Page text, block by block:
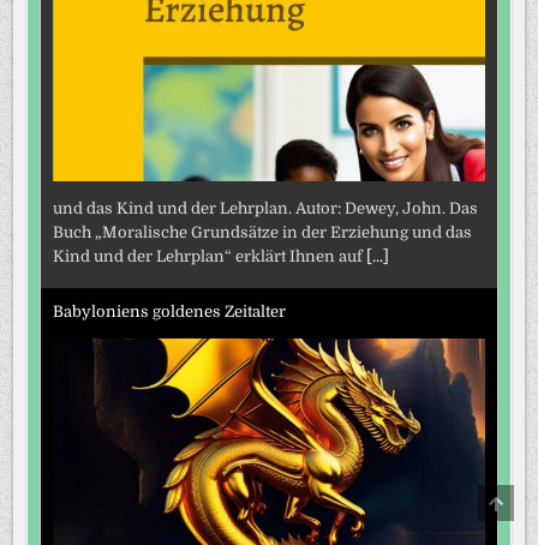
und das Kind und der Lehrplan. Autor: Dewey, John. Das
Buch „Moralische Grundsätze in der Erziehung und das
Kind und der Lehrplan“ erklärt Ihnen auf [...]
Babyloniens goldenes Zeitalter
TO
TOP